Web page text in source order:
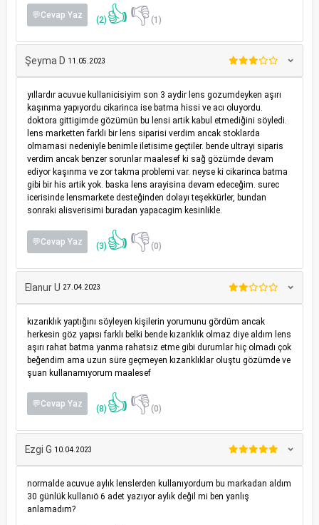
💬Cevap Yaz (2) 👍👎(1)
Şeyma D 11.05.2023
yıllardır acuvue kullanicisiyim son 3 aydir lens gozumdeyken aşırı
kaşınma yapıyordu cikarinca ise batma hissi ve acı oluyordu.
doktora gittigimde gözümün bu lensi artik kabul etmediğini söyledi.
lens marketten farkli bir lens siparisi verdim ancak stoklarda
olmamasi nedeniyle benimle iletisime geçtiler. bende ultrayi siparis
verdim ancak benzer sorunlar maalesef ki sağ gözümde devam
ediyor kaşınma ve zor takma problemi var. neyse ki cikarinca batma
gibi bir his artik yok. baska lens arayisina devam edeceğim. surec
icerisinde lensmarkete desteğinden dolayı teşekkürler, bundan
sonraki alisverisimi buradan yapacagim kesinlikle.
💬Cevap Yaz (3) 👍👎(0)
Elanur U 27.04.2023
kızarıklık yaptığını söyleyen kişilerin yorumunu gördüm ancak
herkesin göz yapısı farklı belki bende kızarıklık olmaz diye aldım lens
aşırı rahat batma yanma rahatsız etme gibi durumlar hiç olmadı çok
beğendim ama uzun süre geçmeyen kızarıklıklar oluştu gözümde ve
şuan kullanamıyorum maalesef
💬Cevap Yaz (8) 👍👎(0)
Ezgi G 10.04.2023
normalde acuvue aylık lenslerden kullanıyordum bu markadan aldım
30 günlük kullanıö 6 adet yazıyor aylık değil mi ben yanlış
anlamadım?